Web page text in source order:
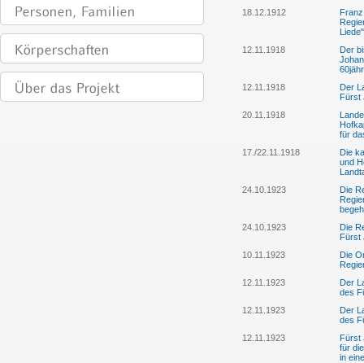
18.12.1912
Liede"
12.11.1918
Der
12.11.1918
Der
Fürst
20.11.1918
für
17./22.11.1918
Die
und
24.10.1923
Die
24.10.1923
Die
Fürst
10.11.1923
Die
12.11.1923
Der
des
12.11.1923
Der
des
12.11.1923
Fürst
für
in